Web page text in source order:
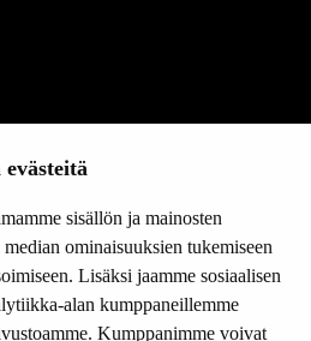
sisällön ja mainosten
ominaisuuksien tukemiseen
Lisäksi jaamme sosiaalisen
alan kumppaneillemme
Kumppanimme voivat